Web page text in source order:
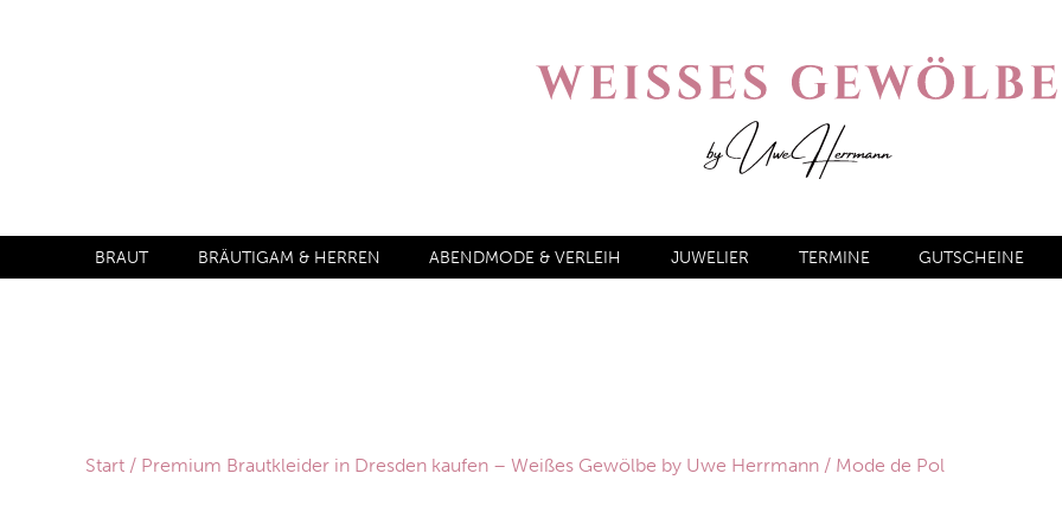
BRAUT BRÄUTIGAM & HERREN ABENDMODE & VERLEIH JUWELIER TERMINE GUTSCHEINE
Start / Premium Brautkleider in Dresden kaufen – Weißes Gewölbe by Uwe Herrmann / Mode de Pol